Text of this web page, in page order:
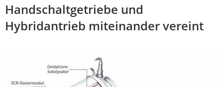
Handschaltgetriebe und
Hybridantrieb miteinander vereint